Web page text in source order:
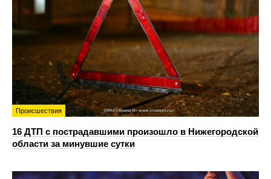
Происшествия
16 ДТП с пострадавшими произошло в Нижегородской
области за минувшие сутки